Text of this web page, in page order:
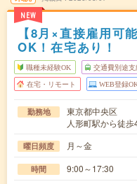
NEW
【8月×直接雇用可
OK！在宅あり！
職種未経験OK 交通費別途支
在宅・リモート WEB登録
勤務地
東京都中央区
人形町駅から徒
曜日頻度 月～金
時間 9:00～17:30